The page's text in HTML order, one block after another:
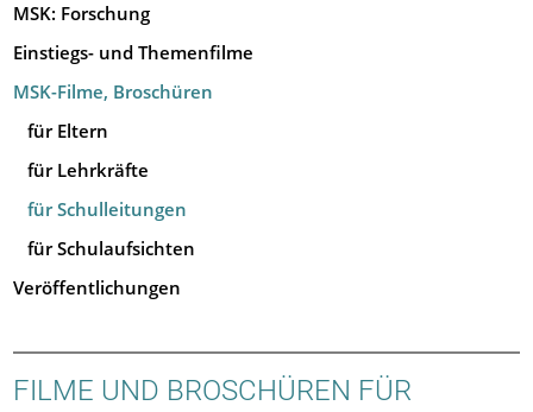
MSK: Forschung
Einstiegs- und Themenfilme
MSK-Filme, Broschüren
für Eltern
für Lehrkräfte
für Schulleitungen
für Schulaufsichten
Veröffentlichungen
FILME UND BROSCHÜREN FÜR